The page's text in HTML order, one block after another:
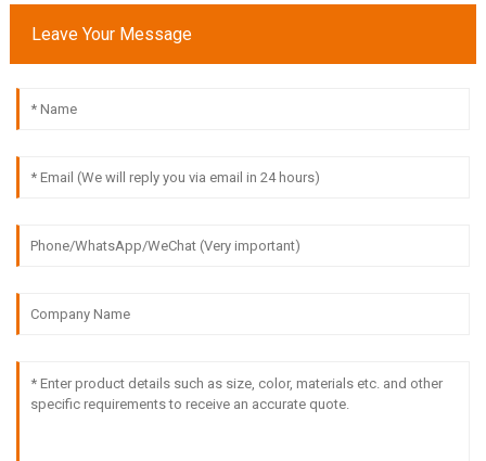
Leave Your Message